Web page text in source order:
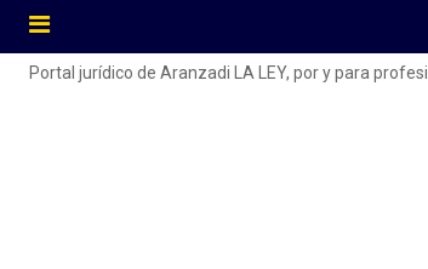
Portal jurídico de Aranzadi LA LEY, por y para